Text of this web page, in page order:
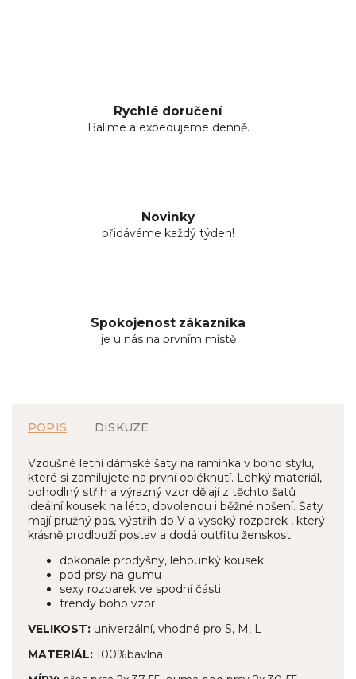
Rychlé doručení
Balíme a expedujeme denně.
Novinky
přidáváme každý týden!
Spokojenost zákazníka
je u nás na prvním místě
POPIS DISKUZE
Vzdušné letní dámské šaty na ramínka v boho stylu,
které si zamilujete na první obléknutí. Lehký materiál,
pohodlný střih a výrazný vzor dělají z těchto šatů
ideální kousek na léto, dovolenou i běžné nošení. Šaty
mají pružný pas, výstřih do V a vysoký rozparek , který
krásně prodlouží postav a dodá outfitu ženskost.
dokonale prodyšný, lehounký kousek
pod prsy na gumu
sexy rozparek ve spodní části
trendy boho vzor
VELIKOST: univerzální, vhodné pro S, M, L
MATERIÁL: 100%bavlna